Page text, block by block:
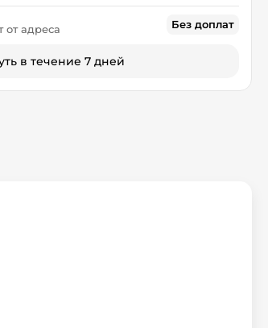
от адреса
Без доплат
в течение 7 дней